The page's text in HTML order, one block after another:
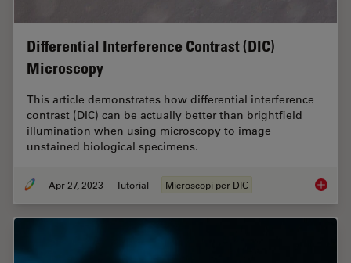
Differential Interference Contrast (DIC)
Microscopy
This article demonstrates how differential interference
contrast (DIC) can be actually better than brightfield
illumination when using microscopy to image
unstained biological specimens.
Apr 27, 2023 Tutorial Microscopi per DIC